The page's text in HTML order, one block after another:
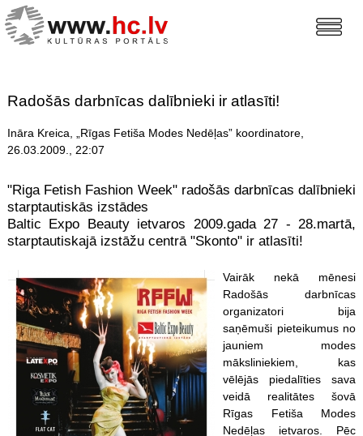
Radošās darbnīcas dalībnieki ir atlasīti!
Ināra Kreica, „Rīgas Fetiša Modes Nedēļas” koordinatore,
26.03.2009., 22:07
"Riga Fetish Fashion Week" radošās darbnīcas dalībnieki
starptautiskās izstādes
Baltic Expo Beauty ietvaros 2009.gada 27 - 28.martā,
starptautiskajā izstāžu centrā "Skonto" ir atlasīti!
Vairāk nekā mēnesi
Radošās darbnīcas
organizatori bija
saņēmuši pieteikumus no
jauniem modes
māksliniekiem, kas
vēlējās piedalīties sava
veidā realitātes šovā
Rīgas Fetiša Modes
Nedēļas ietvaros. Pēc